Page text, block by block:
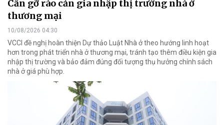
Cần gỡ rào cản gia nhập thị trường nhà ở
thương mại
10/08/2026 04:30
VCCI đề nghị hoàn thiện Dự thảo Luật Nhà ở theo hướng linh hoạt
hơn trong phát triển nhà ở thương mại, tránh tạo thêm điều kiện gia
nhập thị trường và bảo đảm đúng đối tượng thụ hưởng chính sách
nhà ở giá phù hợp.